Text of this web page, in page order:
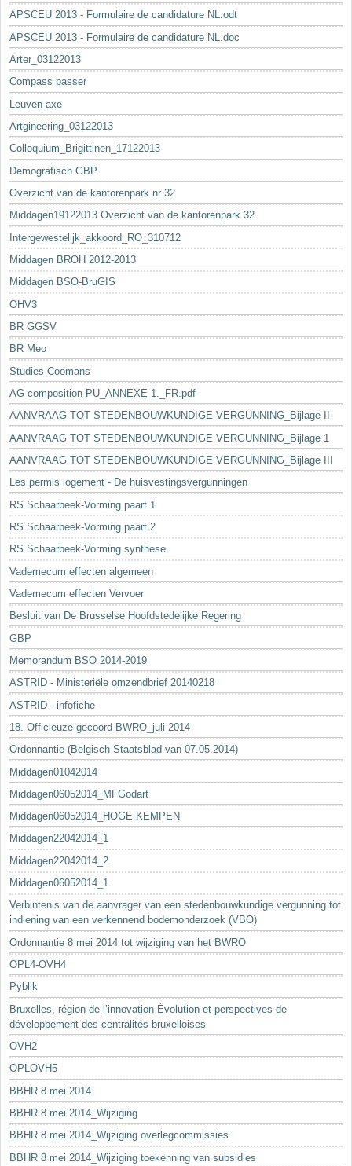
APSCEU 2013 - Formulaire de candidature NL.odt
APSCEU 2013 - Formulaire de candidature NL.doc
Arter_03122013
Compass passer
Leuven axe
Artgineering_03122013
Colloquium_Brigittinen_17122013
Demografisch GBP
Overzicht van de kantorenpark nr 32
Middagen19122013 Overzicht van de kantorenpark 32
Intergewestelijk_akkoord_RO_310712
Middagen BROH 2012-2013
Middagen BSO-BruGIS
OHV3
BR GGSV
BR Meo
Studies Coomans
AG composition PU_ANNEXE 1._FR.pdf
AANVRAAG TOT STEDENBOUWKUNDIGE VERGUNNING_Bijlage II
AANVRAAG TOT STEDENBOUWKUNDIGE VERGUNNING_Bijlage 1
AANVRAAG TOT STEDENBOUWKUNDIGE VERGUNNING_Bijlage III
Les permis logement - De huisvestingsvergunningen
RS Schaarbeek-Vorming paart 1
RS Schaarbeek-Vorming paart 2
RS Schaarbeek-Vorming synthese
Vademecum effecten algemeen
Vademecum effecten Vervoer
Besluit van De Brusselse Hoofdstedelijke Regering
GBP
Memorandum BSO 2014-2019
ASTRID - Ministeriële omzendbrief 20140218
ASTRID - infofiche
18. Officieuze gecoord BWRO_juli 2014
Ordonnantie (Belgisch Staatsblad van 07.05.2014)
Middagen01042014
Middagen06052014_MFGodart
Middagen06052014_HOGE KEMPEN
Middagen22042014_1
Middagen22042014_2
Middagen06052014_1
Verbintenis van de aanvrager van een stedenbouwkundige vergunning tot
indiening van een verkennend bodemonderzoek (VBO)
Ordonnantie 8 mei 2014 tot wijziging van het BWRO
OPL4-OVH4
Pyblik
Bruxelles, région de l’innovation Évolution et perspectives de
développement des centralités bruxelloises
OVH2
OPLOVH5
BBHR 8 mei 2014
BBHR 8 mei 2014_Wijziging
BBHR 8 mei 2014_Wijziging overlegcommissies
BBHR 8 mei 2014_Wijziging toekenning van subsidies